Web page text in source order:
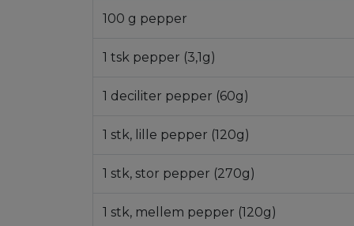
100 g pepper
1 tsk pepper (3,1g)
1 deciliter pepper (60g)
1 stk, lille pepper (120g)
1 stk, stor pepper (270g)
1 stk, mellem pepper (120g)